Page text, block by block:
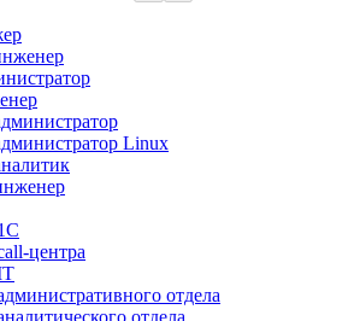
Linux
центра
отдела
отдела